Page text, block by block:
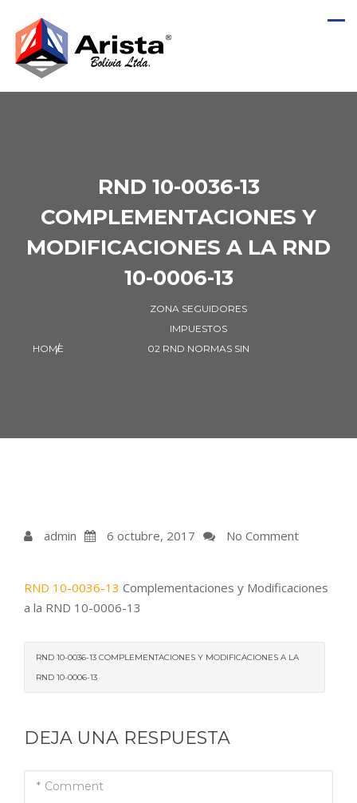
RND 10-0036-13
COMPLEMENTACIONES Y
MODIFICACIONES A LA RND
10-0006-13
HOME
ZONA SEGUIDORES
IMPUESTOS
02 RND NORMAS SIN
admin 6 octubre, 2017 No Comment
RND 10-0036-13 Complementaciones y Modificaciones
a la RND 10-0006-13
RND 10-0036-13 COMPLEMENTACIONES Y MODIFICACIONES A LA
RND 10-0006-13
DEJA UNA RESPUESTA